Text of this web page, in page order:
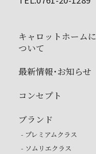
キャロットホームに
ついて
最新情報・お知らせ
コンセプト
ブランド
- プレミアムクラス
- ソムリエクラス